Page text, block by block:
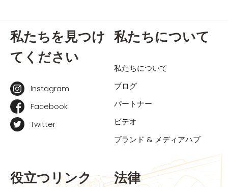
私たちを見つけ
てください
Instagram
Facebook
Twitter
私たちについて
私たちについて
ブログ
パートナー
ビデオ
ブランド & メディアハブ
役立つリンク 法律